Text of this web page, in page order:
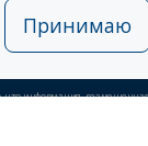
информация,
Принимаю